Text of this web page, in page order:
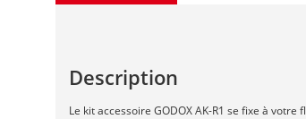
Description
Le kit accessoire GODOX AK-R1 se fixe à votre